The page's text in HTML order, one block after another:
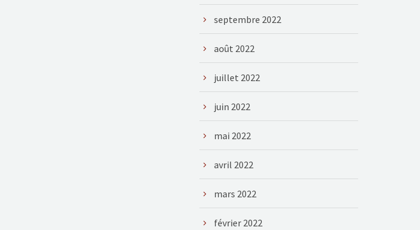
septembre 2022
août 2022
juillet 2022
juin 2022
mai 2022
avril 2022
mars 2022
février 2022